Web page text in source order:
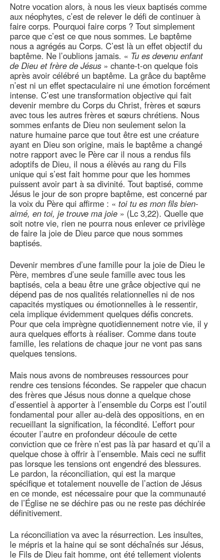
Notre vocation alors, à nous les vieux baptisés comme
aux néophytes, c’est de relever le défi de continuer à
faire corps. Pourquoi faire corps ? Tout simplement
parce que c’est ce que nous sommes. Le baptême
nous a agrégés au Corps. C’est là un effet objectif du
baptême. Ne l’oublions jamais. « Tu es devenu enfant
de Dieu et frère de Jésus » chante-t-on quelque fois
après avoir célébré un baptême. La grâce du baptême
n’est ni un effet spectaculaire ni une émotion forcément
intense. C’est une transformation objective qui fait
devenir membre du Corps du Christ, frères et sœurs
avec tous les autres frères et sœurs chrétiens. Nous
sommes enfants de Dieu non seulement selon la
nature humaine parce que tout être est une créature
ayant en Dieu son origine, mais le baptême a changé
notre rapport avec le Père car il nous a rendus fils
adoptifs de Dieu, il nous a élèvés au rang du Fils
unique qui s’est fait homme pour que les hommes
puissent avoir part à sa divinité. Tout baptisé, comme
Jésus le jour de son propre baptême, est concerné par
la voix du Père qui affirme : « toi tu es mon fils bien-
aimé, en toi, je trouve ma joie » (Lc 3,22). Quelle que
soit notre vie, rien ne pourra nous enlever ce privilège
de faire la joie de Dieu parce que nous sommes
baptisés.
Devenir membres d’une famille pour la joie de Dieu le
Père, membres d’une seule famille avec tous les
baptisés, cela a beau être une grâce objective qui ne
dépend pas de nos qualités relationnelles ni de nos
capacités mystiques ou émotionnelles à le ressentir,
cela implique évidemment quelques défis concrets.
Pour que cela imprègne quotidiennement notre vie, il y
aura quelques efforts à réaliser. Comme dans toute
famille, les relations de chaque jour ne vont pas sans
quelques tensions.
Mais nous avons de nombreuses ressources pour
rendre ces tensions fécondes. Se rappeler que chacun
des frères que Jésus nous donne a quelque chose
d’essentiel à apporter à l’ensemble du Corps est l’outil
fondamental pour aller au-delà des oppositions, en en
recueillant la signification, la fécondité. L’effort pour
écouter l’autre en profondeur découle de cette
conviction que ce frère n’est pas là par hasard et qu’il a
quelque chose à offrir à l’ensemble. Mais ceci ne suffit
pas lorsque les tensions ont engendré des blessures.
Le pardon, la réconciliation, qui est la marque
spécifique et totalement nouvelle de l’action de Jésus
en ce monde, est nécessaire pour que la communauté
de l’Église ne se déchire pas ou ne reste pas déchirée
définitivement.
La réconciliation va avec la résurrection. Les insultes,
le mépris et la haine qui se sont déchaînés sur Jésus,
le Fils de Dieu fait homme, ont été tellement violents